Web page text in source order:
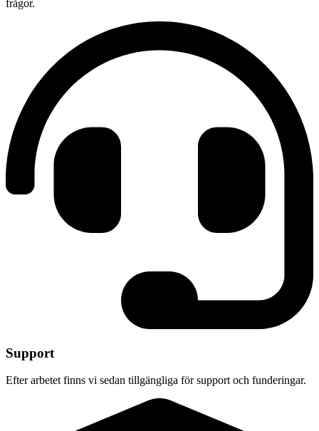
frågor.
Support
Efter arbetet finns vi sedan tillgängliga för support och funderingar.